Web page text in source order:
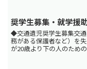
奨学生募集・就学援
◆交通遺児奨学生募集交
務がある保護者など）を
が20歳より下の人のため